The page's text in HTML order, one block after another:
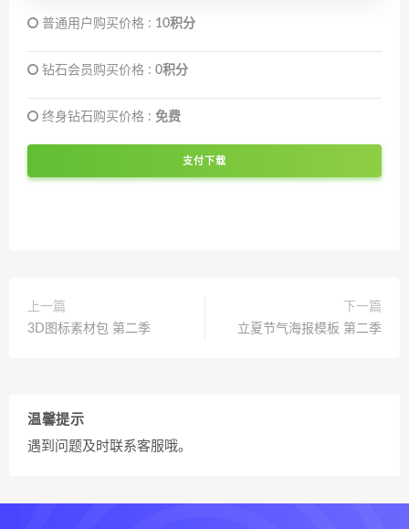
普通用户购买价格 : 10积分
钻石会员购买价格 : 0积分
终身钻石购买价格 : 免费
支付下载
上一篇
3D图标素材包 第二季
下一篇
立夏节气海报模板 第二季
温馨提示
遇到问题及时联系客服哦。